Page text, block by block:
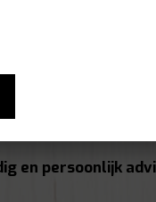
en persoonlijk